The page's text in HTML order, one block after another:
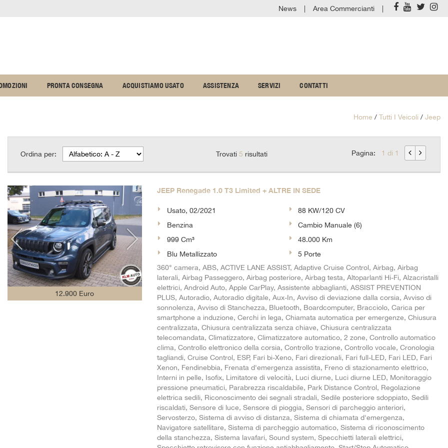
News Area Commercianti
PRONTA CONSEGNA ACQUISTIAMO USATO ASSISTENZA SERVIZI CONTATTI
Home / Tutti I Veicoli / Jeep
Ordina per: Trovati 5 risultati Pagina: 1 di 1
12.900 Euro
JEEP Renegade 1.0 T3 Limited + ALTRE IN SEDE
Usato, 02/2021
88 KW/120 CV
Benzina
Cambio Manuale (6)
999 Cm³
48.000 Km
Blu Metallizzato
5 Porte
360° camera, ABS, ACTIVE LANE ASSIST, Adaptive Cruise Control, Airbag, Airbag
laterali, Airbag Passeggero, Airbag posteriore, Airbag testa, Altoparlanti Hi-Fi, Alzacristalli
elettrici, Android Auto, Apple CarPlay, Assistente abbaglianti, ASSIST PREVENTION
PLUS, Autoradio, Autoradio digitale, Aux-In, Avviso di deviazione dalla corsia, Avviso di
sonnolenza, Avviso di Stanchezza, Bluetooth, Boardcomputer, Bracciolo, Carica per
smartphone a induzione, Cerchi in lega, Chiamata automatica per emergenze, Chiusura
centralizzata, Chiusura centralizzata senza chiave, Chiusura centralizzata
telecomandata, Climatizzatore, Climatizzatore automatico, 2 zone, Controllo automatico
clima, Controllo elettronico della corsia, Controllo trazione, Controllo vocale, Cronologia
tagliandi, Cruise Control, ESP, Fari bi-Xeno, Fari direzionali, Fari full-LED, Fari LED, Fari
Xenon, Fendinebbia, Frenata d'emergenza assistita, Freno di stazionamento elettrico,
Interni in pelle, Isofix, Limitatore di velocità, Luci diurne, Luci diurne LED, Monitoraggio
pressione pneumatici, Parabrezza riscaldabile, Park Distance Control, Regolazione
elettrica sedili, Riconoscimento dei segnali stradali, Sedile posteriore sdoppiato, Sedili
riscaldati, Sensore di luce, Sensore di pioggia, Sensori di parcheggio anteriori,
Servosterzo, Sistema di avviso di distanza, Sistema di chiamata d'emergenza,
Navigatore satellitare, Sistema di parcheggio automatico, Sistema di riconoscimento
della stanchezza, Sistema lavafari, Sound system, Specchietti laterali elettrici,